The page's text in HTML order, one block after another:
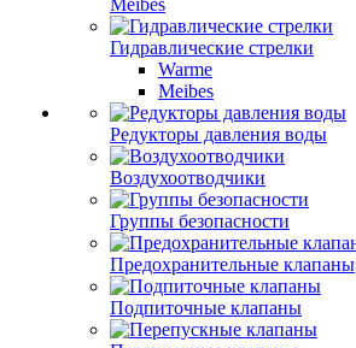
Meibes
Гидравлические стрелки
Warme
Meibes
Редукторы давления воды
Воздухоотводчики
Группы безопасности
Предохранительные клапаны
Подпиточные клапаны